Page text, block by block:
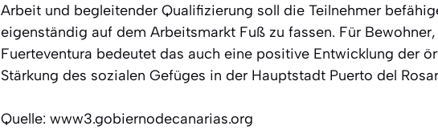
Arbeit und begleitender Qualifizierung soll die Teilnehmer
eigenständig auf dem Arbeitsmarkt Fuß zu fassen. Für
Fuerteventura bedeutet das auch eine positive Entwicklung der
Stärkung des sozialen Gefüges in der Hauptstadt Puerto del
Quelle: www3.gobiernodecanarias.org